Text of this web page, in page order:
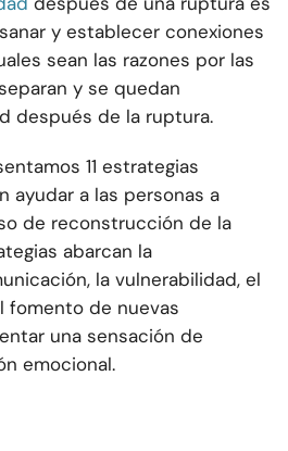
y establecer conexiones
sean las razones por las
y se quedan
después de la ruptura.
11 estrategias
ayudar a las personas a
de reconstrucción de la
abarcan la
la vulnerabilidad, el
fomento de nuevas
una sensación de
emocional.